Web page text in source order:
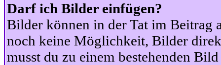
Darf ich Bilder einfügen?
Bilder können in der Tat im Beitrag
noch keine Möglichkeit, Bilder
musst du zu einem bestehenden